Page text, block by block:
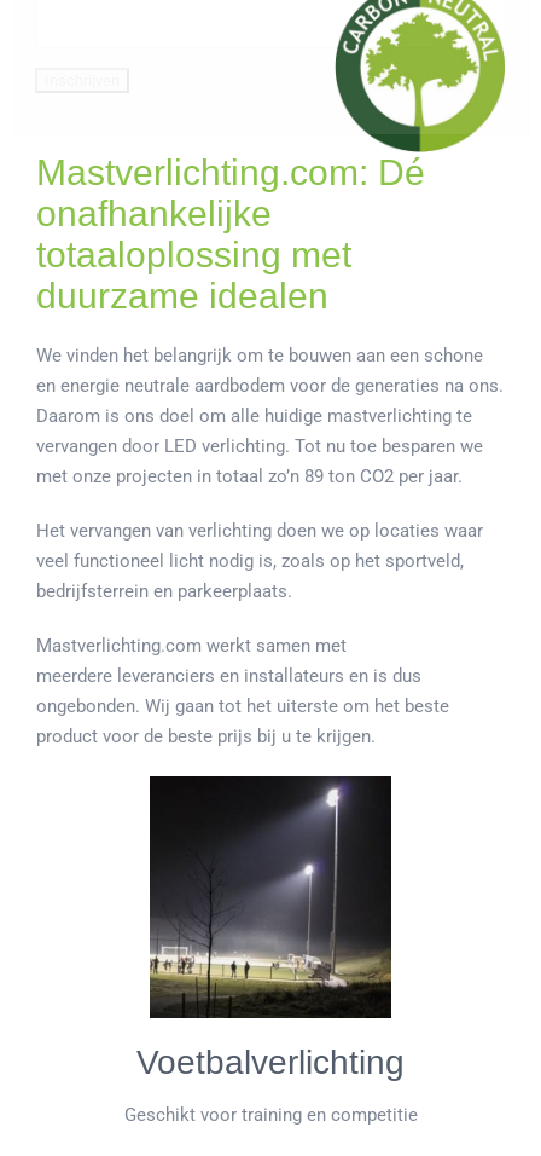
Mastverlichting.com: Dé
onafhankelijke
totaaloplossing met
duurzame idealen
We vinden het belangrijk om te bouwen aan een schone
en energie neutrale aardbodem voor de generaties na ons.
Daarom is ons doel om alle huidige mastverlichting te
vervangen door LED verlichting. Tot nu toe besparen we
met onze projecten in totaal zo’n 89 ton CO2 per jaar.
Het vervangen van verlichting doen we op locaties waar
veel functioneel licht nodig is, zoals op het sportveld,
bedrijfsterrein en parkeerplaats.
Mastverlichting.com werkt samen met
meerdere leveranciers en installateurs en is dus
ongebonden. Wij gaan tot het uiterste om het beste
product voor de beste prijs bij u te krijgen.
Voetbalverlichting
Geschikt voor training en competitie